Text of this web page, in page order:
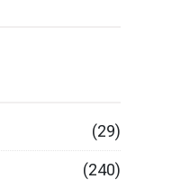
(29)
(240)